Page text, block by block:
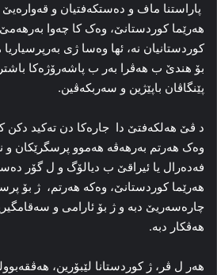
پاراستنا ماف و دەستکەفتیان و
هەرێما کوردستانێ، وەک کا چەوا
کوردستانیان نە، ئها وەسا ژی
بۆ هندێ ب هەڤرا بەر ب پاشەرۆژەکا
پێنگاڤان باپێژین و سەربکەڤین.
د ڤێ هەلکەفتێ دا جارەکا دن تەکید دکن
وەک هەرتم بەرهەڤە هەموو پرسگرێکان و
فەدەرال یا ئیراقێ ب دیالۆگ و ل گۆر
هەرێما کوردستانێ، وەکە هەرتم، ژ بۆ
چارەسەریێ دبە و ژ بۆ ئارامی و
هەڤکار دبە.
هەر ل ڤر، ژ کوردستانا لێبۆرین،